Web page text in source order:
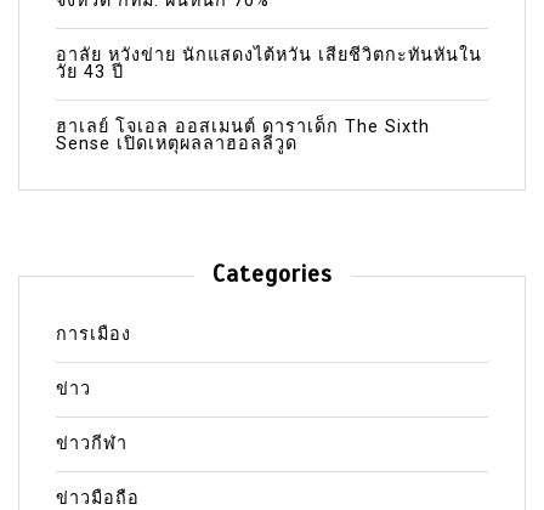
อาลัย หวังข่าย นักแสดงไต้หวัน เสียชีวิตกะทันหันใน
วัย 43 ปี
ฮาเลย์ โจเอล ออสเมนต์ ดาราเด็ก The Sixth
Sense เปิดเหตุผลลาฮอลลีวูด
Categories
การเมือง
ข่าว
ข่าวกีฬา
ข่าวมือถือ